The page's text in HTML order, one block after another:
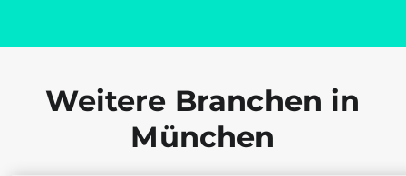
Weitere Branchen in
München